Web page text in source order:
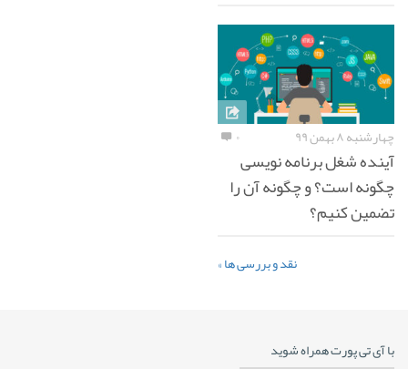
چهارشنبه ۸ بهمن ۹۹ ۰
آینده شغل برنامه نویسی
چگونه است؟ و چگونه آن را
تضمین کنیم؟
نقد و بررسی ها »
با آی تی پورت همراه شوید